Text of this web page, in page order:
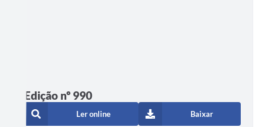
Edição nº 990
Ler online Baixar